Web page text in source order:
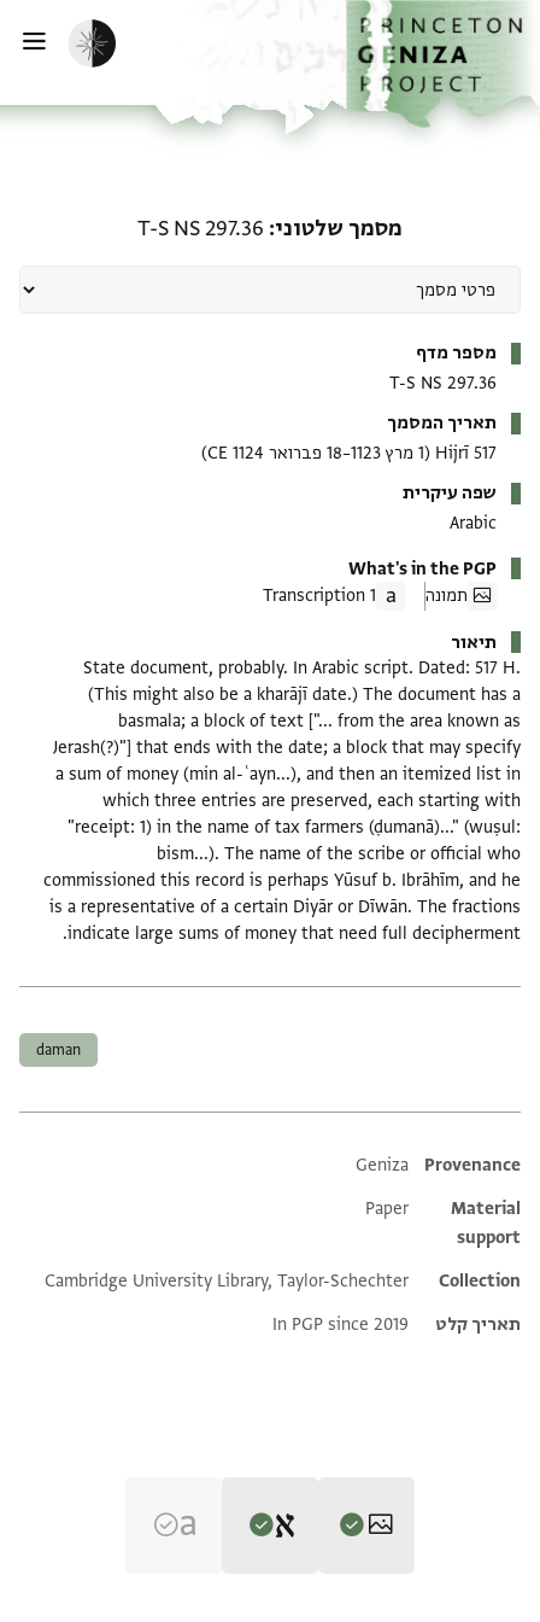
לתוכןהבית
הפעלת מצב כהה
מסמך שלטוני T-S NS 297.36
מספר מדף
T-S NS 297.36
תאריך המסמך
517 Hijrī
(1 מרץ 1123–18 פברואר 1124 CE)
שפה עיקרית
Arabic
What's in the PGP
תמונה
1 Transcription
תיאור
State document, probably. In Arabic script. Dated: 517 H.
(This might also be a kharājī date.) The document has a
basmala; a block of text ["... from the area known as
Jerash(?)"] that ends with the date; a block that may specify
a sum of money (min al-ʿayn...), and then an itemized list in
which three entries are preserved, each starting with
"receipt: 1) in the name of tax farmers (ḍumanā)..." (wuṣul:
bism...). The name of the scribe or official who
commissioned this record is perhaps Yūsuf b. Ibrāhīm, and he
is a representative of a certain Diyār or Dīwān. The fractions
indicate large sums of money that need full decipherment.
daman
Additional metadata
Provenance
Geniza
Material
support
Paper
Collection
Cambridge University Library, Taylor-Schechter
תאריך קלט
In PGP since 2019